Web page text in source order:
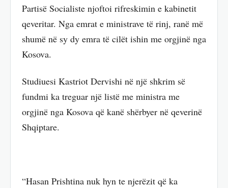
Partisë Socialiste njoftoi rifreskimin e kabinetit
qeveritar. Nga emrat e ministrave të rinj, ranë më
shumë në sy dy emra të cilët ishin me orgjinë nga
Kosova.
Studiuesi Kastriot Dervishi në një shkrim së
fundmi ka treguar një listë me ministra me
orgjinë nga Kosova që kanë shërbyer në qeverinë
Shqiptare.
“Hasan Prishtina nuk hyn te njerëzit që ka